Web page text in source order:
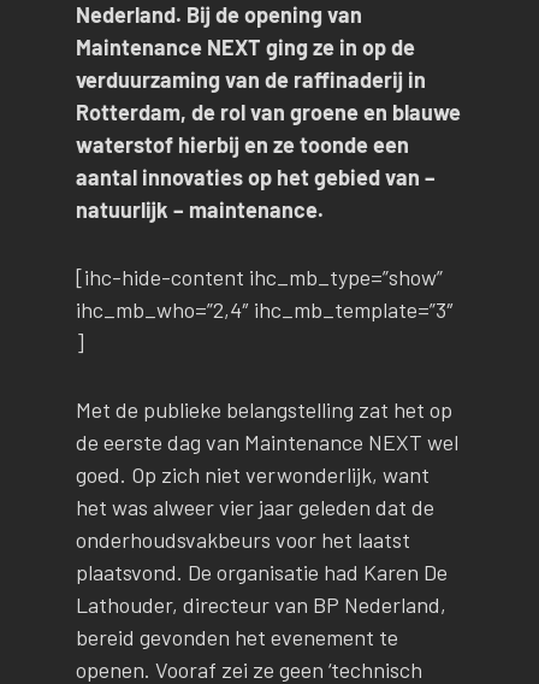
Nederland. Bij de opening van
Maintenance NEXT ging ze in op de
verduurzaming van de raffinaderij in
Rotterdam, de rol van groene en blauwe
waterstof hierbij en ze toonde een
aantal innovaties op het gebied van –
natuurlijk – maintenance.
[ihc-hide-content ihc_mb_type=”show”
ihc_mb_who=”2,4″ ihc_mb_template=”3″
]
Met de publieke belangstelling zat het op
de eerste dag van Maintenance NEXT wel
goed. Op zich niet verwonderlijk, want
het was alweer vier jaar geleden dat de
onderhoudsvakbeurs voor het laatst
plaatsvond. De organisatie had Karen De
Lathouder, directeur van BP Nederland,
bereid gevonden het evenement te
openen. Vooraf zei ze geen ‘technisch